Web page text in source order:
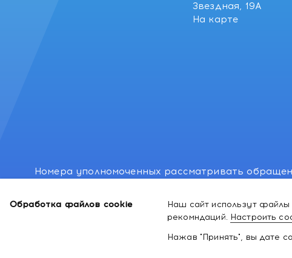
Обработка файлов cookie
Наш сайт использут файлы
рекомндаций. Настроить
Нажав "Принять", вы дате
Звездная, 19А
На карте
Номера уполномоченных рассматривать
Номер и адрес электронной почты лица,
законодательством о защите прав